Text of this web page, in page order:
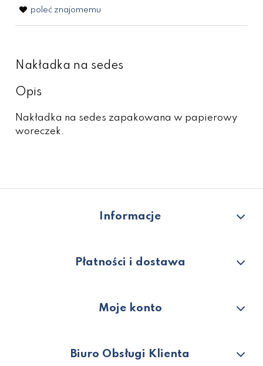
poleć znajomemu
Nakładka na sedes
Opis
Nakładka na sedes zapakowana w papierowy
woreczek.
Informacje
Płatności i dostawa
Moje konto
Biuro Obsługi Klienta